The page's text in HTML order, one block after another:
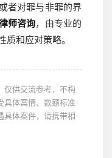
者对罪与非罪的界
师咨询，由专业的
质和应对策略。
仅供交流参考，不构
具体案情、数额标准
具体案件，请携带相